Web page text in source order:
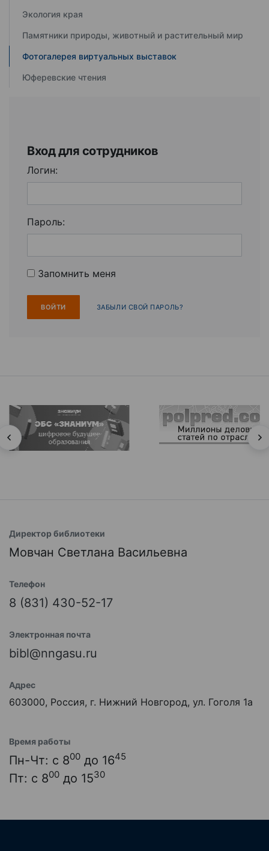
Экология края
Памятники природы, животный и растительный мир
Фотогалерея виртуальных выставок
Юферевские чтения
Вход для сотрудников
Логин:
Пароль:
Запомнить меня
ЗАБЫЛИ СВОЙ ПАРОЛЬ?
Директор библиотеки
Мовчан Светлана Васильевна
Телефон
8 (831) 430-52-17
Электронная почта
bibl@nngasu.ru
Адрес
603000, Россия, г. Нижний Новгород, ул. Гоголя 1а
Время работы
Пн-Чт: с 800 до 1645
Пт: с 800 до 1530